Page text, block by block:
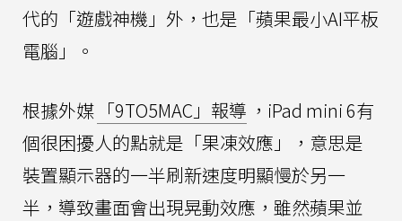
代的「遊戲神機」外，也是「蘋果最小AI平板
電腦」。
根據外媒 「9TO5MAC」報導 ，iPad mini 6有
個很困擾人的點就是「果凍效應」，意思是
裝置顯示器的一半刷新速度明顯慢於另一
半，導致畫面會出現晃動效應，雖然蘋果並